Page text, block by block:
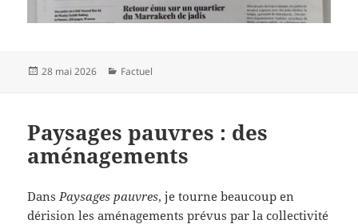
Publié
28 mai 2026 Catégories
Factuel
Paysages pauvres : des
aménagements
Dans Paysages pauvres, je tourne beaucoup en
dérision les aménagements prévus par la collectivité